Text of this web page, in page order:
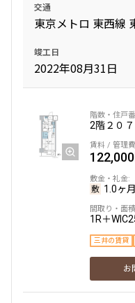
交通
東京メトロ 東西線
竣工日
2022年08月31日
2階２０７
1.0ヶ月
1R＋WIC
三井の賃貸
お